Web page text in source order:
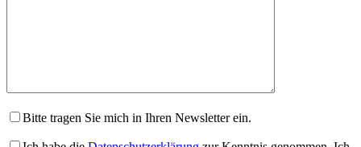
Bitte tragen Sie mich in Ihren Newsletter ein.